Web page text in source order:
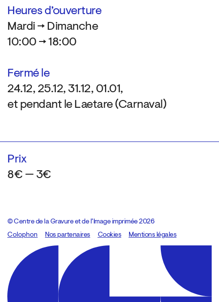
Heures d’ouverture
Mardi → Dimanche
10:00 → 18:00
Fermé le
24.12, 25.12, 31.12, 01.01,
et pendant le Laetare (Carnaval)
Prix
8€ — 3€
© Centre de la Gravure et de l’Image imprimée 2026
Colophon
Design:Marcel Kaczmarek, code:8080.studio
Nos partenaires Cookies Mentions légales